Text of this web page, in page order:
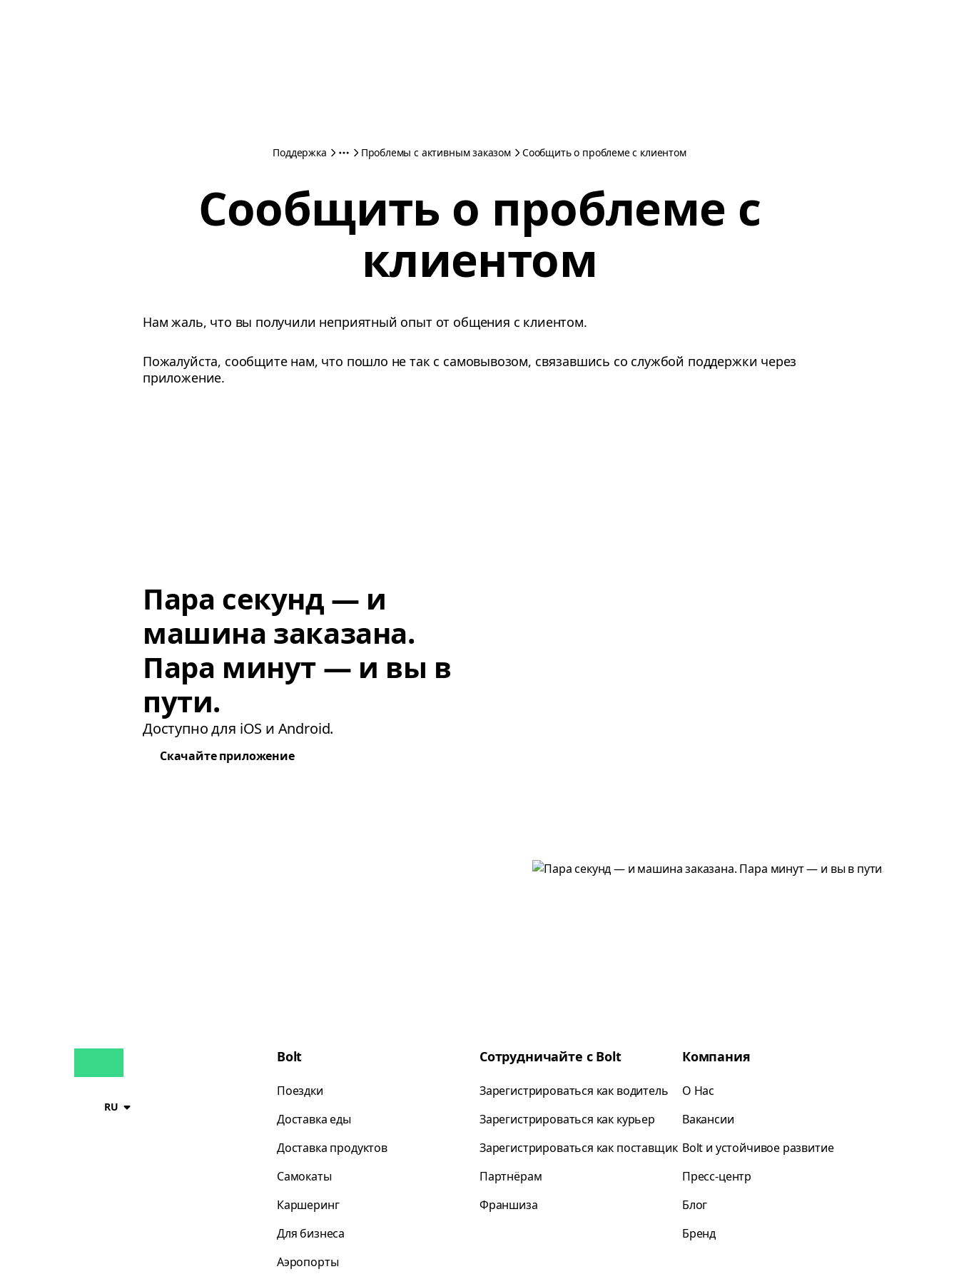
Поддержка Проблемы с активным заказом Сообщить о проблеме с клиентом
Сообщить о проблеме с
клиентом
Нам жаль, что вы получили неприятный опыт от общения с клиентом.
Пожалуйста, сообщите нам, что пошло не так с самовывозом, связавшись со службой поддержки через
приложение.
Пара секунд — и
машина заказана.
Пара минут — и вы в
пути.
Доступно для iOS и Android.
Скачайте приложение
RU
Bolt
Поездки
Доставка еды
Доставка продуктов
Самокаты
Каршеринг
Для бизнеса
Аэропорты
Сотрудничайте с Bolt
Зарегистрироваться как водитель
Зарегистрироваться как курьер
Зарегистрироваться как поставщик
Партнёрам
Франшиза
Компания
О Нас
Вакансии
Bolt и устойчивое развитие
Пресс-центр
Блог
Бренд